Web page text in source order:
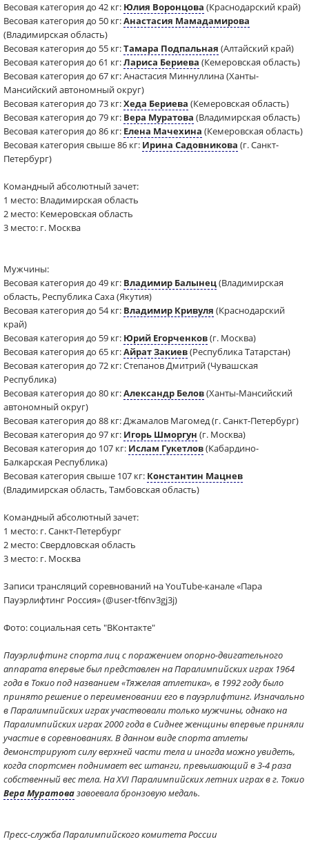
Весовая категория до 42 кг: Юлия Воронцова (Краснодарский край)
Весовая категория до 50 кг:Анастасия Мамадамирова
(Владимирская область)
Весовая категория до 55 кг:Тамара Подпальная (Алтайский край)
Весовая категория до 61 кг:Лариса Бериева (Кемеровская область)
Весовая категория до 67 кг: Анастасия Миннуллина (Ханты-
Мансийский автономный округ)
Весовая категория до 73 кг:Хеда Бериева (Кемеровская область)
Весовая категория до 79 кг: Вера Муратова (Владимирская область)
Весовая категория до 86 кг: Елена Мачехина (Кемеровская область)
Весовая категория свыше 86 кг: Ирина Садовникова (г. Санкт-
Петербург)
Командный абсолютный зачет:
1 место: Владимирская область
2 место: Кемеровская область
3 место: г. Москва
Мужчины:
Весовая категория до 49 кг: Владимир Балынец(Владимирская
область, Республика Саха (Якутия)
Весовая категория до 54 кг: Владимир Кривуля (Краснодарский
край)
Весовая категория до 59 кг: Юрий Егорченков(г. Москва)
Весовая категория до 65 кг:Айрат Закиев(Республика Татарстан)
Весовая категория до 72 кг: Степанов Дмитрий (Чувашская
Республика)
Весовая категория до 80 кг:Александр Белов(Ханты-Мансийский
автономный округ)
Весовая категория до 88 кг: Джамалов Магомед (г. Санкт-Петербург)
Весовая категория до 97 кг: Игорь Шморгун (г. Москва)
Весовая категория до 107 кг: Ислам Гукетлов(Кабардино-
Балкарcкая Республика)
Весовая категория свыше 107 кг: Константин Мацнев
(Владимирская область, Тамбовская область)
Командный абсолютный зачет:
1 место: г. Санкт-Петербург
2 место: Свердловская область
3 место: г. Москва
Записи трансляций соревнований на YouTube-канале «Пара
Пауэрлифтинг Россия» (@user-tf6nv3gj3j)
Фото: социальная сеть "ВКонтакте"
Пауэрлифтинг спорта лиц с поражением опорно-двигательного
аппарата впервые был представлен на Паралимпийских играх 1964
года в Токио под названием «Тяжелая атлетика», в 1992 году было
принято решение о переименовании его в пауэрлифтинг. Изначально
в Паралимпийских играх участвовали только мужчины, однако на
Паралимпийских играх 2000 года в Сиднее женщины впервые приняли
участие в соревнованиях. В данном виде спорта атлеты
демонстрируют силу верхней части тела и иногда можно увидеть,
когда спортсмен поднимает вес штанги, превышающий в 3-4 раза
собственный вес тела. На XVI Паралимпийских летних играх в г. Токио
Вера Муратовазавоевала бронзовую медаль.
Пресс-служба Паралимпийского комитета России